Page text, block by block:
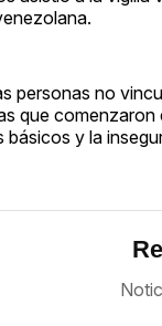
personas no
que
y la